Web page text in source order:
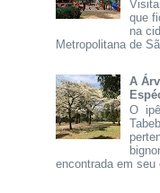
que
na
Metropolitana de
A
O
encontrada em seu